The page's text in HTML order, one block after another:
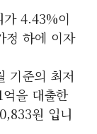
가 4.43%이
정 하에 이자
기준의 최저
을 대출한
원 입니